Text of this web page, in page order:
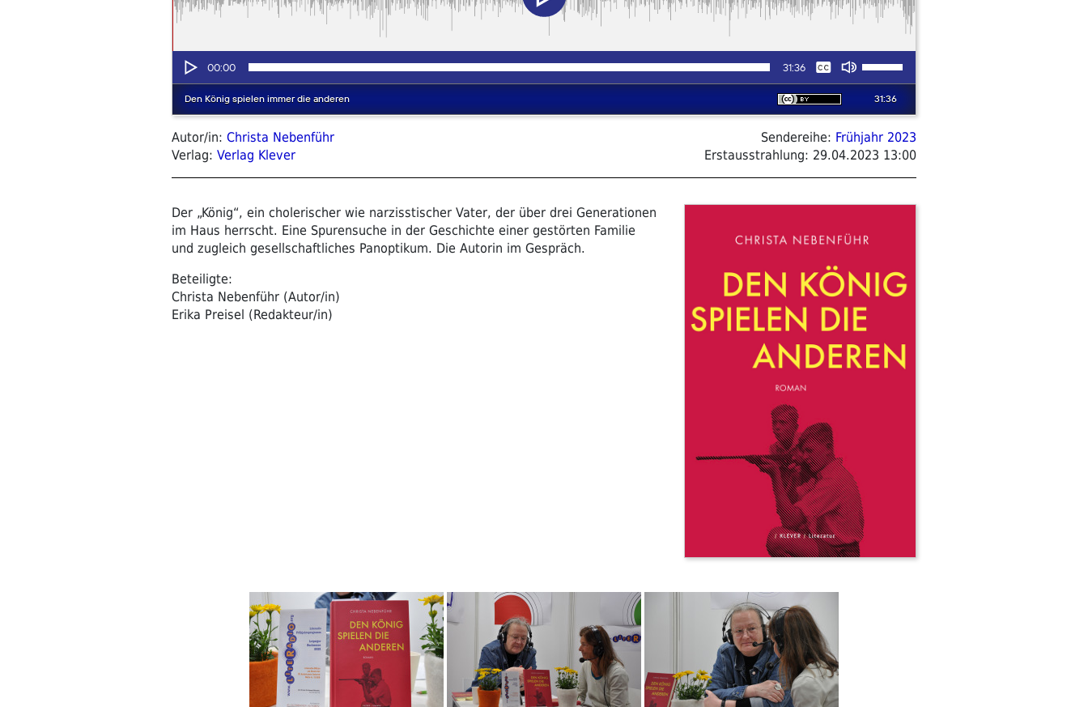
Autor/in: Christa Nebenführ
Verlag: Verlag Klever
Sendereihe: Frühjahr 2023
Erstausstrahlung: 29.04.2023 13:00
Der „König“, ein cholerischer wie narzisstischer Vater, der über drei Generationen
im Haus herrscht. Eine Spurensuche in der Geschichte einer gestörten Familie
und zugleich gesellschaftliches Panoptikum. Die Autorin im Gespräch.
Beteiligte:
Christa Nebenführ (Autor/in)
Erika Preisel (Redakteur/in)